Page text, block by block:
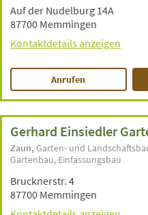
Auf der Nudelburg 14A
87700 Memmingen
Kontaktdetails anzeigen
Anrufen
Gerhard Einsiedler
Zaun Garten- und
Gartenbau Einfassungsbau
Brucknerstr. 4
87700 Memmingen